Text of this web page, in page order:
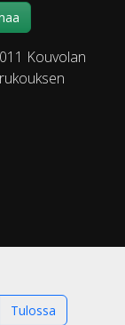
Kouvolan
Tulossa